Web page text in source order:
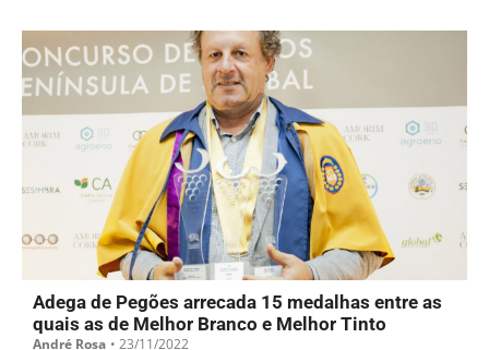
Adega de Pegões arrecada 15 medalhas entre as
quais as de Melhor Branco e Melhor Tinto
André Rosa • 23/11/2022